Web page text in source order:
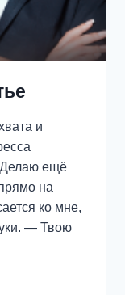
и
Делаю ещё
на
ко мне,
— Твою